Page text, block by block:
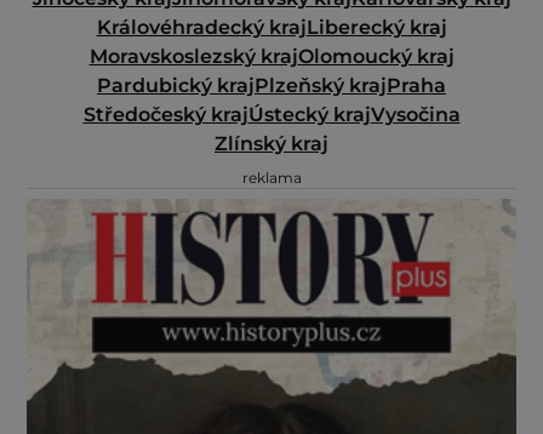
Královéhradecký krajLiberecký kraj
Moravskoslezský krajOlomoucký kraj
Pardubický krajPlzeňský krajPraha
Středočeský krajÚstecký krajVysočina
Zlínský kraj
reklama